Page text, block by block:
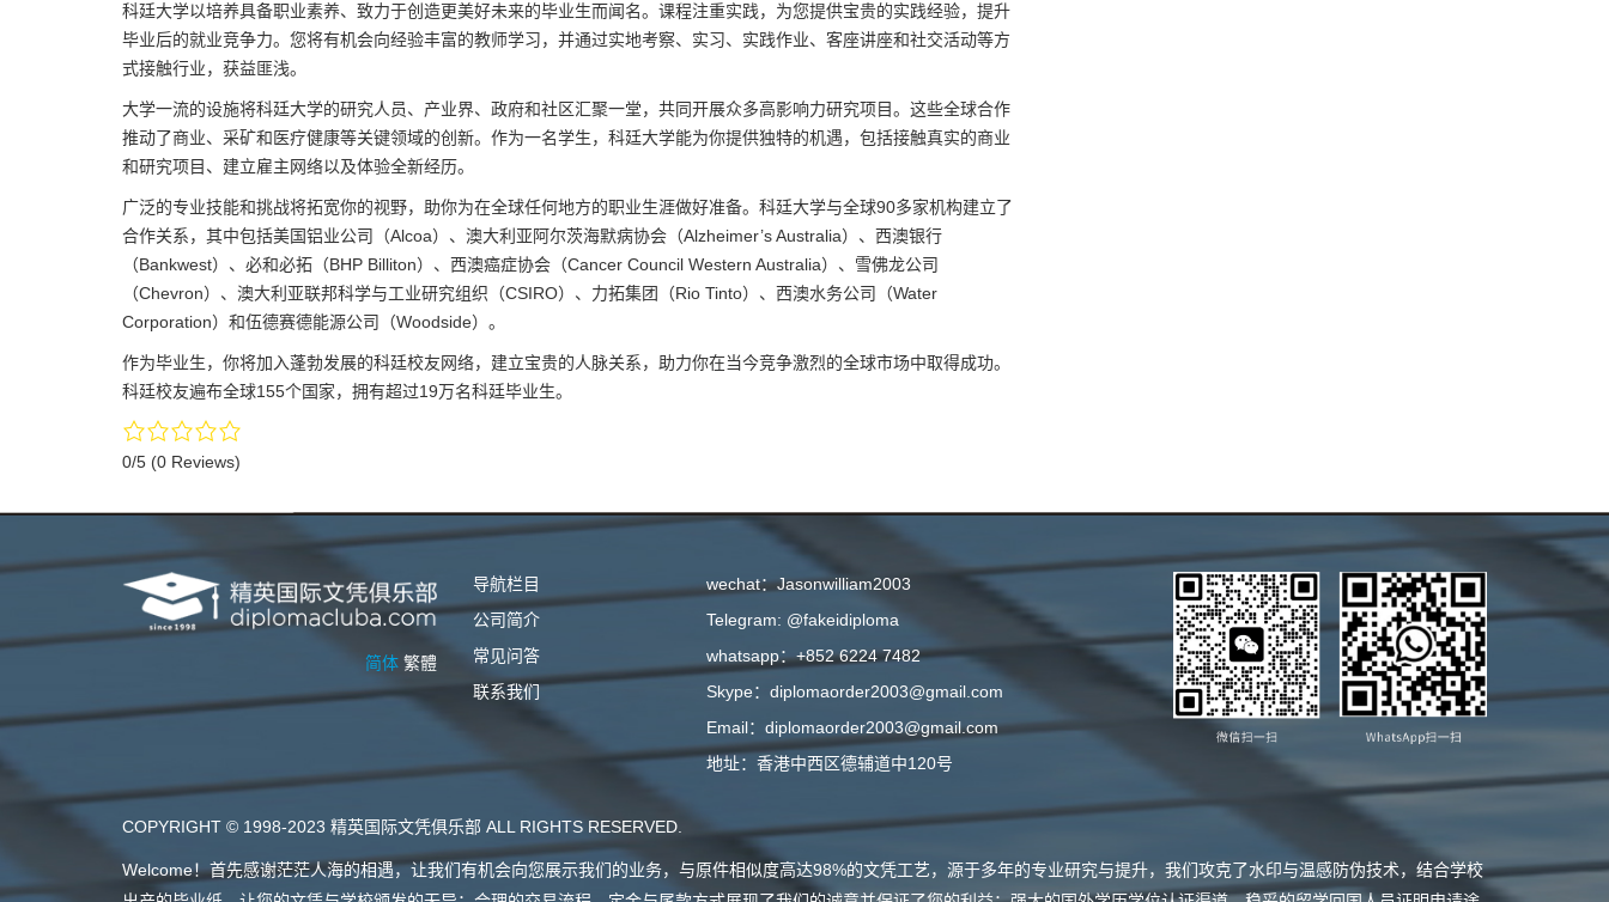
科廷大学以培养具备职业素养、致力于创造更美好未来的毕业生而闻名。课程注重实践，为您提供宝贵的实践经验，提升
毕业后的就业竞争力。您将有机会向经验丰富的教师学习，并通过实地考察、实习、实践作业、客座讲座和社交活动等方
式接触行业，获益匪浅。
大学一流的设施将科廷大学的研究人员、产业界、政府和社区汇聚一堂，共同开展众多高影响力研究项目。这些全球合作
推动了商业、采矿和医疗健康等关键领域的创新。作为一名学生，科廷大学能为你提供独特的机遇，包括接触真实的商业
和研究项目、建立雇主网络以及体验全新经历。
广泛的专业技能和挑战将拓宽你的视野，助你为在全球任何地方的职业生涯做好准备。科廷大学与全球90多家机构建立了
合作关系，其中包括美国铝业公司（Alcoa）、澳大利亚阿尔茨海默病协会（Alzheimer’s Australia）、西澳银行
（Bankwest）、必和必拓（BHP Billiton）、西澳癌症协会（Cancer Council Western Australia）、雪佛龙公司
（Chevron）、澳大利亚联邦科学与工业研究组织（CSIRO）、力拓集团（Rio Tinto）、西澳水务公司（Water
Corporation）和伍德赛德能源公司（Woodside）。
作为毕业生，你将加入蓬勃发展的科廷校友网络，建立宝贵的人脉关系，助力你在当今竞争激烈的全球市场中取得成功。
科廷校友遍布全球155个国家，拥有超过19万名科廷毕业生。
0/5 (0 Reviews)
简体 繁體
导航栏目
公司简介
常见问答
联系我们
wechat：Jasonwilliam2003
Telegram: @fakeidiploma
whatsapp：+852 6224 7482
Skype：diplomaorder2003@gmail.com
Email：diplomaorder2003@gmail.com
地址：香港中西区德辅道中120号
COPYRIGHT © 1998-2023 精英国际文凭俱乐部 ALL RIGHTS RESERVED.
Welcome！首先感谢茫茫人海的相遇，让我们有机会向您展示我们的业务，与原件相似度高达98%的文凭工艺，源于多年的专业研究与提升，我们攻克了水印与温感防伪技术，结合学校